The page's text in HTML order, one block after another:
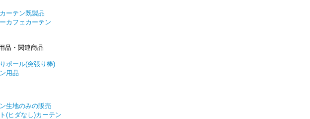
ーテン既製品
カフェカーテン
品・関連商品
ポール(突張り棒)
用品
生地のみの販売
(ヒダなし)カーテン